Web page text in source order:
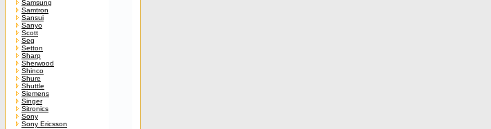
Samsung
Samtron
Sansui
Sanyo
Scott
Seg
Setton
Sharp
Sherwood
Shinco
Shure
Shuttle
Siemens
Singer
Sitronics
Sony
Sony Ericsson